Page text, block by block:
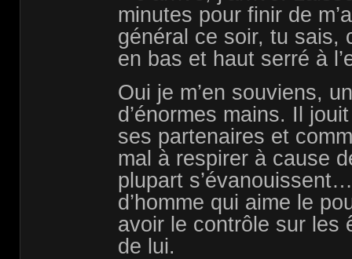
minutes pour finir de
général ce soir, tu sais,
en bas et haut serré à
Oui je m’en souviens,
d’énormes mains. Il
ses partenaires et
mal à respirer à cause
plupart
d’homme qui aime le
avoir le contrôle sur les
de lui.